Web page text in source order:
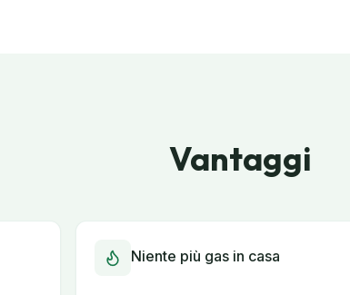
Vantaggi
Niente più gas in casa